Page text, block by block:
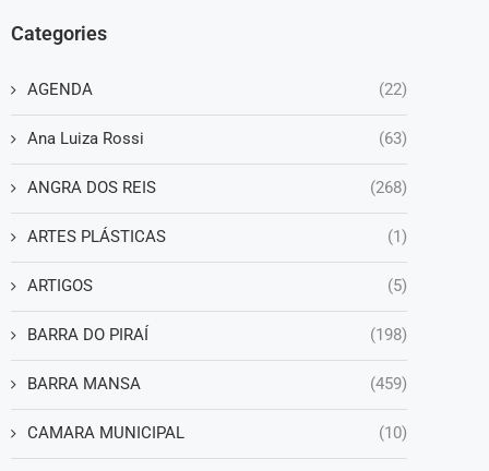
Categories
AGENDA (22)
Ana Luiza Rossi (63)
ANGRA DOS REIS (268)
ARTES PLÁSTICAS (1)
ARTIGOS (5)
BARRA DO PIRAÍ (198)
BARRA MANSA (459)
CAMARA MUNICIPAL (10)